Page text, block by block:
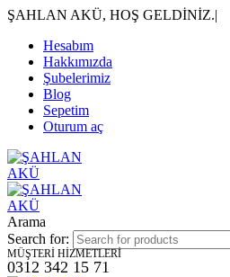
ŞAHLAN AKÜ, HOŞ GELDİNİZ.|
Hesabım
Hakkımızda
Şubelerimiz
Blog
Sepetim
Oturum aç
Arama
Search for:
MÜŞTERİ HİZMETLERİ
0312 342 15 71